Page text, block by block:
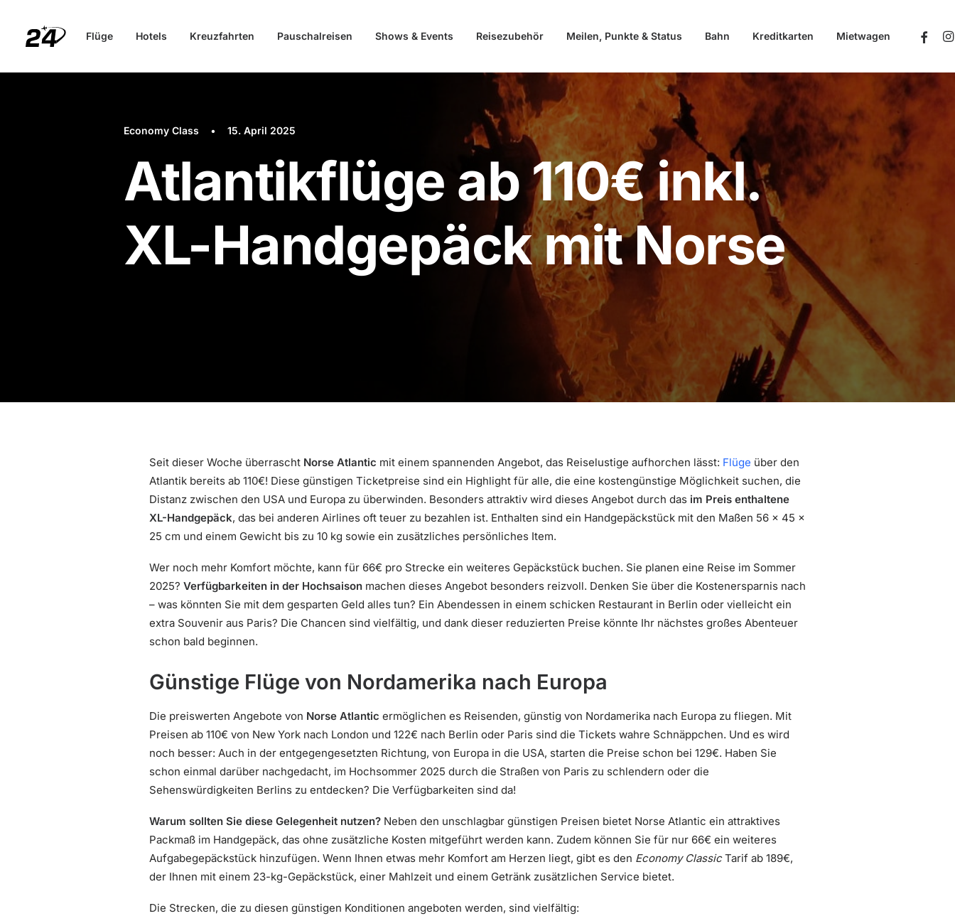
Flüge Hotels Kreuzfahrten Pauschalreisen Shows & Events Reisezubehör Meilen, Punkte & Status Bahn Kreditkarten Mietwagen
Economy Class • 15. April 2025
Atlantikflüge ab 110€ inkl.
XL-Handgepäck mit Norse
Seit dieser Woche überrascht Norse Atlantic mit einem spannenden Angebot, das Reiselustige aufhorchen lässt: Flüge über den
Atlantik bereits ab 110€! Diese günstigen Ticketpreise sind ein Highlight für alle, die eine kostengünstige Möglichkeit suchen, die
Distanz zwischen den USA und Europa zu überwinden. Besonders attraktiv wird dieses Angebot durch das im Preis enthaltene
XL-Handgepäck, das bei anderen Airlines oft teuer zu bezahlen ist. Enthalten sind ein Handgepäckstück mit den Maßen 56 x 45 x
25 cm und einem Gewicht bis zu 10 kg sowie ein zusätzliches persönliches Item.
Wer noch mehr Komfort möchte, kann für 66€ pro Strecke ein weiteres Gepäckstück buchen. Sie planen eine Reise im Sommer
2025? Verfügbarkeiten in der Hochsaison machen dieses Angebot besonders reizvoll. Denken Sie über die Kostenersparnis nach
– was könnten Sie mit dem gesparten Geld alles tun? Ein Abendessen in einem schicken Restaurant in Berlin oder vielleicht ein
extra Souvenir aus Paris? Die Chancen sind vielfältig, und dank dieser reduzierten Preise könnte Ihr nächstes großes Abenteuer
schon bald beginnen.
Günstige Flüge von Nordamerika nach Europa
Die preiswerten Angebote von Norse Atlantic ermöglichen es Reisenden, günstig von Nordamerika nach Europa zu fliegen. Mit
Preisen ab 110€ von New York nach London und 122€ nach Berlin oder Paris sind die Tickets wahre Schnäppchen. Und es wird
noch besser: Auch in der entgegengesetzten Richtung, von Europa in die USA, starten die Preise schon bei 129€. Haben Sie
schon einmal darüber nachgedacht, im Hochsommer 2025 durch die Straßen von Paris zu schlendern oder die
Sehenswürdigkeiten Berlins zu entdecken? Die Verfügbarkeiten sind da!
Warum sollten Sie diese Gelegenheit nutzen? Neben den unschlagbar günstigen Preisen bietet Norse Atlantic ein attraktives
Packmaß im Handgepäck, das ohne zusätzliche Kosten mitgeführt werden kann. Zudem können Sie für nur 66€ ein weiteres
Aufgabegepäckstück hinzufügen. Wenn Ihnen etwas mehr Komfort am Herzen liegt, gibt es den Economy ClassicTarif ab 189€,
der Ihnen mit einem 23-kg-Gepäckstück, einer Mahlzeit und einem Getränk zusätzlichen Service bietet.
Die Strecken, die zu diesen günstigen Konditionen angeboten werden, sind vielfältig: